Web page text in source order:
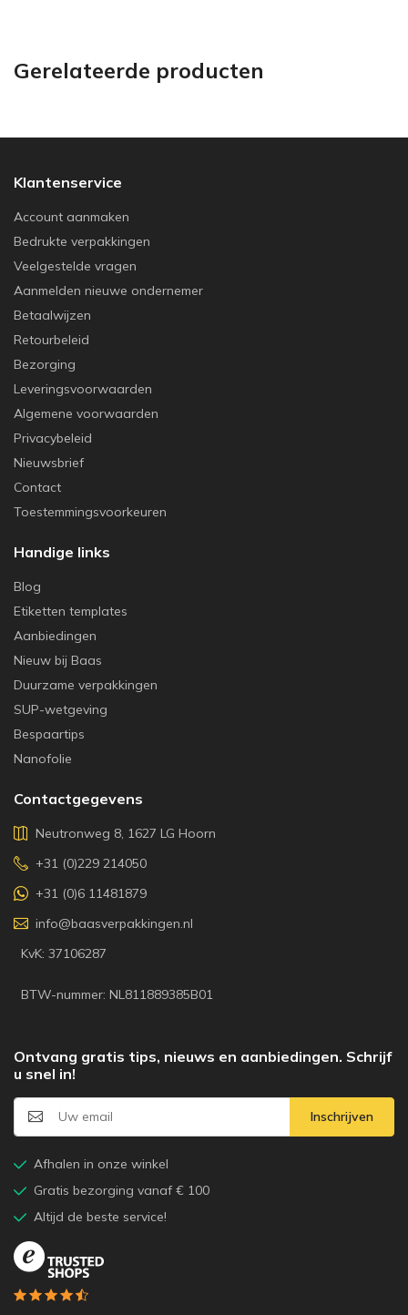
Gerelateerde producten
Klantenservice
Account aanmaken
Bedrukte verpakkingen
Veelgestelde vragen
Aanmelden nieuwe ondernemer
Betaalwijzen
Retourbeleid
Bezorging
Leveringsvoorwaarden
Algemene voorwaarden
Privacybeleid
Nieuwsbrief
Contact
Toestemmingsvoorkeuren
Handige links
Blog
Etiketten templates
Aanbiedingen
Nieuw bij Baas
Duurzame verpakkingen
SUP-wetgeving
Bespaartips
Nanofolie
Contactgegevens
Neutronweg 8, 1627 LG Hoorn
+31 (0)229 214050
+31 (0)6 11481879
info@baasverpakkingen.nl
KvK: 37106287
BTW-nummer: NL811889385B01
Ontvang gratis tips, nieuws en aanbiedingen. Schrijf
u snel in!
Inschrijven
Afhalen in onze winkel
Gratis bezorging vanaf € 100
Altijd de beste service!